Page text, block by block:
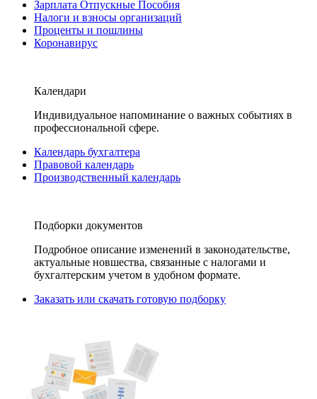
Зарплата Отпускные Пособия
Налоги и взносы организаций
Проценты и пошлины
Коронавирус
Календари
Индивидуальное напоминание о важных событиях в
профессиональной сфере.
Календарь бухгалтера
Правовой календарь
Производственный календарь
Подборки документов
Подробное описание изменений в законодательстве,
актуальные новшества, связанные с налогами и
бухгалтерским учетом в удобном формате.
Заказать или скачать готовую подборку